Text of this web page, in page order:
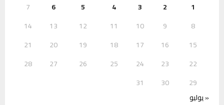
1
2
3
4
5
6
7
8
9
10
11
12
13
14
15
16
17
18
19
20
21
22
23
24
25
26
27
28
29
30
31
« يوليو